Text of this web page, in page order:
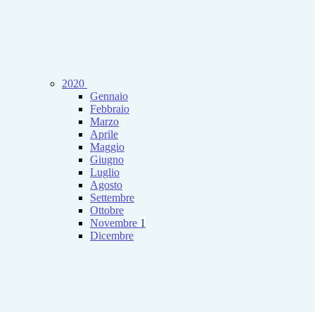
2020
Gennaio
Febbraio
Marzo
Aprile
Maggio
Giugno
Luglio
Agosto
Settembre
Ottobre
Novembre 1
Dicembre